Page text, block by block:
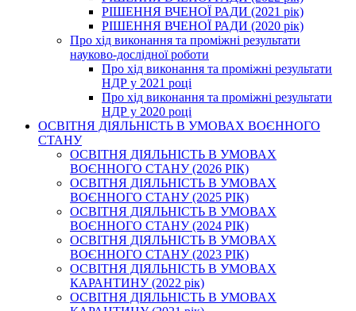
РІШЕННЯ ВЧЕНОЇ РАДИ (2021 рік)
РІШЕННЯ ВЧЕНОЇ РАДИ (2020 рік)
Про хід виконання та проміжні результати
науково-дослідної роботи
Про хід виконання та проміжні результати
НДР у 2021 році
Про хід виконання та проміжні результати
НДР у 2020 році
ОСВІТНЯ ДІЯЛЬНІСТЬ В УМОВАХ ВОЄННОГО
СТАНУ
ОСВІТНЯ ДІЯЛЬНІСТЬ В УМОВАХ
ВОЄННОГО СТАНУ (2026 РІК)
ОСВІТНЯ ДІЯЛЬНІСТЬ В УМОВАХ
ВОЄННОГО СТАНУ (2025 РІК)
ОСВІТНЯ ДІЯЛЬНІСТЬ В УМОВАХ
ВОЄННОГО СТАНУ (2024 РІК)
ОСВІТНЯ ДІЯЛЬНІСТЬ В УМОВАХ
ВОЄННОГО СТАНУ (2023 РІК)
ОСВІТНЯ ДІЯЛЬНІСТЬ В УМОВАХ
КАРАНТИНУ (2022 рік)
ОСВІТНЯ ДІЯЛЬНІСТЬ В УМОВАХ